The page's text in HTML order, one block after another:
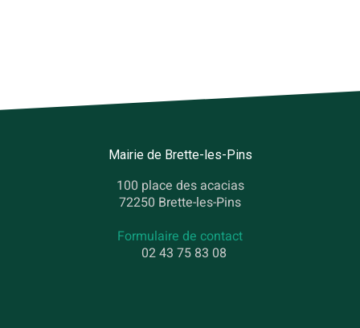
Mairie de Brette-les-Pins
100 place des acacias
72250 Brette-les-Pins
Formulaire de contact
02 43 75 83 08